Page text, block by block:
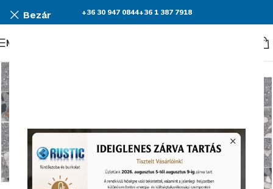
Bezár +36 30 947 0844+36 1 387 7918
Menü